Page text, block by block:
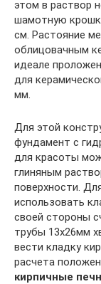
этом в раствор
шамотную
см. Растояние
облицовачным
идеале
для
мм.
Для этой
фундамент с
для красоты
глиняным
поверхности.
использовать
своей стороны
трубы 13х26мм
вести кладку
расчета
кирпичные